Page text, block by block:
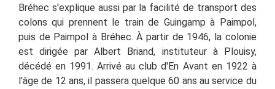
Bréhec s'explique aussi par la facilité de transport des
colons qui prennent le train de Guingamp à Paimpol,
puis de Paimpol à Bréhec. À partir de 1946, la colonie
est dirigée parAlbert Briand, instituteur à Plouisy,
décédé en 1991. Arrivé au club d'En Avant en 1922 à
l'âge de 12 ans, il passera quelque 60 ans au service du